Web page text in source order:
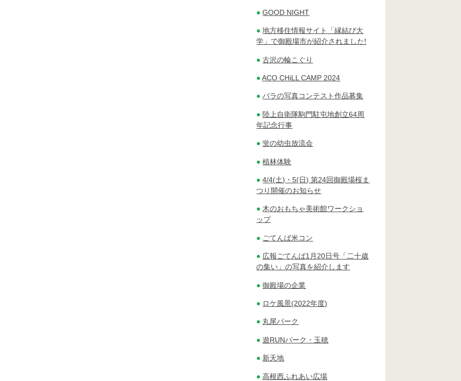
GOOD NIGHT
地方移住情報サイト「縁結び大
学」で御殿場市が紹介されました!
古沢の輪こぐり
ACO CHiLL CAMP 2024
バラの写真コンテスト作品募集
陸上自衛隊駒門駐屯地創立64周
年記念行事
蛍の幼虫放流会
植林体験
4/4(土)・5(日) 第24回御殿場桜ま
つり開催のお知らせ
木のおもちゃ美術館ワークショ
ップ
ごてんば米コン
広報ごてんば1月20日号「二十歳
の集い」の写真を紹介します
御殿場の企業
ロケ風景(2022年度)
丸尾パーク
遊RUNパーク・玉穂
新天地
高根西ふれあい広場